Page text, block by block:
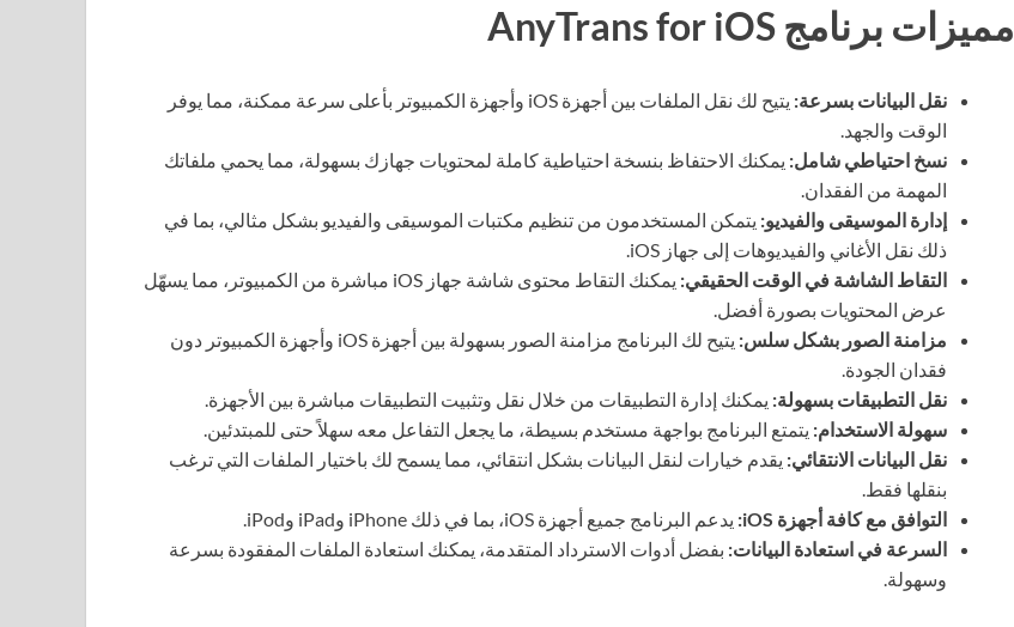
مميزات برنامج AnyTrans for iOS
نقل البيانات بسرعة:
يتيح لك نقل الملفات بين أجهزة iOS وأجهزة الكمبيوتر بأعلى سرعة ممكنة، مما يوفر
الوقت والجهد.
نسخ احتياطي شامل: يمكنك الاحتفاظ بنسخة احتياطية كاملة لمحتويات جهازك بسهولة، مما يحمي ملفاتك
المهمة من الفقدان.
إدارة الموسيقى والفيديو: يتمكن المستخدمون من تنظيم مكتبات الموسيقى والفيديو بشكل مثالي، بما في
ذلك نقل الأغاني والفيديوهات إلى جهاز iOS.
التقاط الشاشة في الوقت الحقيقي:
يمكنك التقاط محتوى شاشة جهاز iOS مباشرة من الكمبيوتر، مما يسهّل
عرض المحتويات بصورة أفضل.
مزامنة الصور بشكل سلس:
يتيح لك البرنامج مزامنة الصور بسهولة بين أجهزة iOS وأجهزة الكمبيوتر دون
فقدان الجودة.
نقل التطبيقات بسهولة: يمكنك إدارة التطبيقات من خلال نقل وتثبيت التطبيقات مباشرة بين الأجهزة.
سهولة الاستخدام: يتمتع البرنامج بواجهة مستخدم بسيطة، ما يجعل التفاعل معه سهلاً حتى للمبتدئين.
نقل البيانات الانتقائي: يقدم خيارات لنقل البيانات بشكل انتقائي، مما يسمح لك باختيار الملفات التي ترغب
بنقلها فقط.
التوافق مع كافة أجهزة iOS:
يدعم البرنامج جميع أجهزة iOS، بما في ذلك iPhone وiPad وiPod.
السرعة في استعادة البيانات: بفضل أدوات الاسترداد المتقدمة، يمكنك استعادة الملفات المفقودة بسرعة
وسهولة.